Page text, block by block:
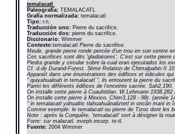
temalacatl
Paleografía:TEMALACATL
Grafía normalizada:temalacatl
Tipo:r.n.
Traducción uno:Pierre du sacrifice.
Traducción dos:pierre du sacrifice.
Diccionario: Wimmer
Contexto:temalacatl Pierre du sacrifice.
Meule, grande pierre ronde percée d'un trou en son centre
Ces sacrifices sont dits 'gladiatoires'. C'est sur cette pierre
Piedra grande y circular sobre la cual eran ejecutados los
Cf. d.de Durand-Forest. 3ème Relation de Chimalpahin II
Apparaît dans une énumérations des édifices et édicules
" quiyahualoah in temalacatl ", ils entourent la pierre du
Parmi les différents édifices de l'enceinte sacrée. Sah2,190.
On installe cette pierre à Cuauhtitlan. W.Lehmann 1938,282
On installe cette pierre à Mexico. Chim3,128 - 98r. (année
" in temalacatl yahualtic tlahuahuânaliztetl in oncân mani
Comme exemple: le temalacatl ou pierre de Tizoc dont les
Note : après la Conquête, 'temalacatl' sert à désigner la
Form: sur malacatl, morph.incorp. te-tl.
Fuente:2004 Wimmer